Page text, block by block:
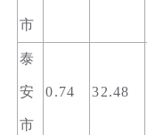
市
泰
安
市
0.74 32.48